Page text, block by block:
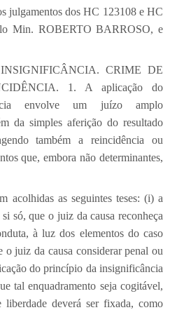
julgamentos dos HC 123108 e HC
Min. ROBERTO BARROSO, e
CRIME DE
1. A aplicação do
envolve um juízo amplo
da simples aferição do resultado
também a reincidência ou
que, embora não determinantes,
acolhidas as seguintes teses: (i) a
só, que o juiz da causa reconheça
à luz dos elementos do caso
o juiz da causa considerar penal ou
do princípio da insignificância
tal enquadramento seja cogitável,
liberdade deverá ser fixada, como